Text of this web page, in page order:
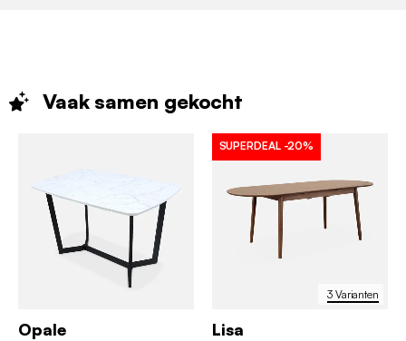
Vaak samen gekocht
Opale
3 Varianten
SUPERDEAL -20%
Lisa